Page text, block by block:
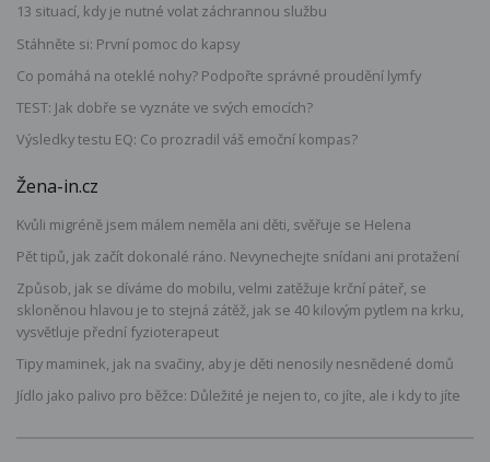
13 situací, kdy je nutné volat záchrannou službu
Stáhněte si: První pomoc do kapsy
Co pomáhá na oteklé nohy? Podpořte správné proudění lymfy
TEST: Jak dobře se vyznáte ve svých emocích?
Výsledky testu EQ: Co prozradil váš emoční kompas?
Žena-in.cz
Kvůli migréně jsem málem neměla ani děti, svěřuje se Helena
Pět tipů, jak začít dokonalé ráno. Nevynechejte snídani ani protažení
Způsob, jak se díváme do mobilu, velmi zatěžuje krční páteř, se
skloněnou hlavou je to stejná zátěž, jak se 40 kilovým pytlem na krku,
vysvětluje přední fyzioterapeut
Tipy maminek, jak na svačiny, aby je děti nenosily nesnědené domů
Jídlo jako palivo pro běžce: Důležité je nejen to, co jíte, ale i kdy to jíte